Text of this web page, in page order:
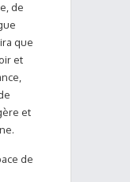
de
que
et
et
de